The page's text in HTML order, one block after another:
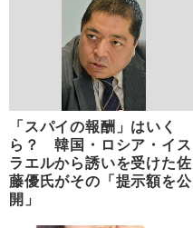
「スパイの報酬」はいく
ら？ 韓国・ロシア・イス
ラエルから誘いを受けた佐
藤優氏がその「提示額を公
開」